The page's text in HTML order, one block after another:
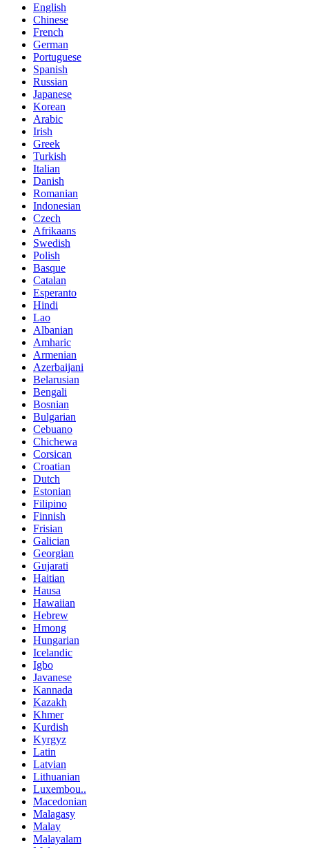
English
Chinese
French
German
Portuguese
Spanish
Russian
Japanese
Korean
Arabic
Irish
Greek
Turkish
Italian
Danish
Romanian
Indonesian
Czech
Afrikaans
Swedish
Polish
Basque
Catalan
Esperanto
Hindi
Lao
Albanian
Amharic
Armenian
Azerbaijani
Belarusian
Bengali
Bosnian
Bulgarian
Cebuano
Chichewa
Corsican
Croatian
Dutch
Estonian
Filipino
Finnish
Frisian
Galician
Georgian
Gujarati
Haitian
Hausa
Hawaiian
Hebrew
Hmong
Hungarian
Icelandic
Igbo
Javanese
Kannada
Kazakh
Khmer
Kurdish
Kyrgyz
Latin
Latvian
Lithuanian
Luxembou..
Macedonian
Malagasy
Malay
Malayalam